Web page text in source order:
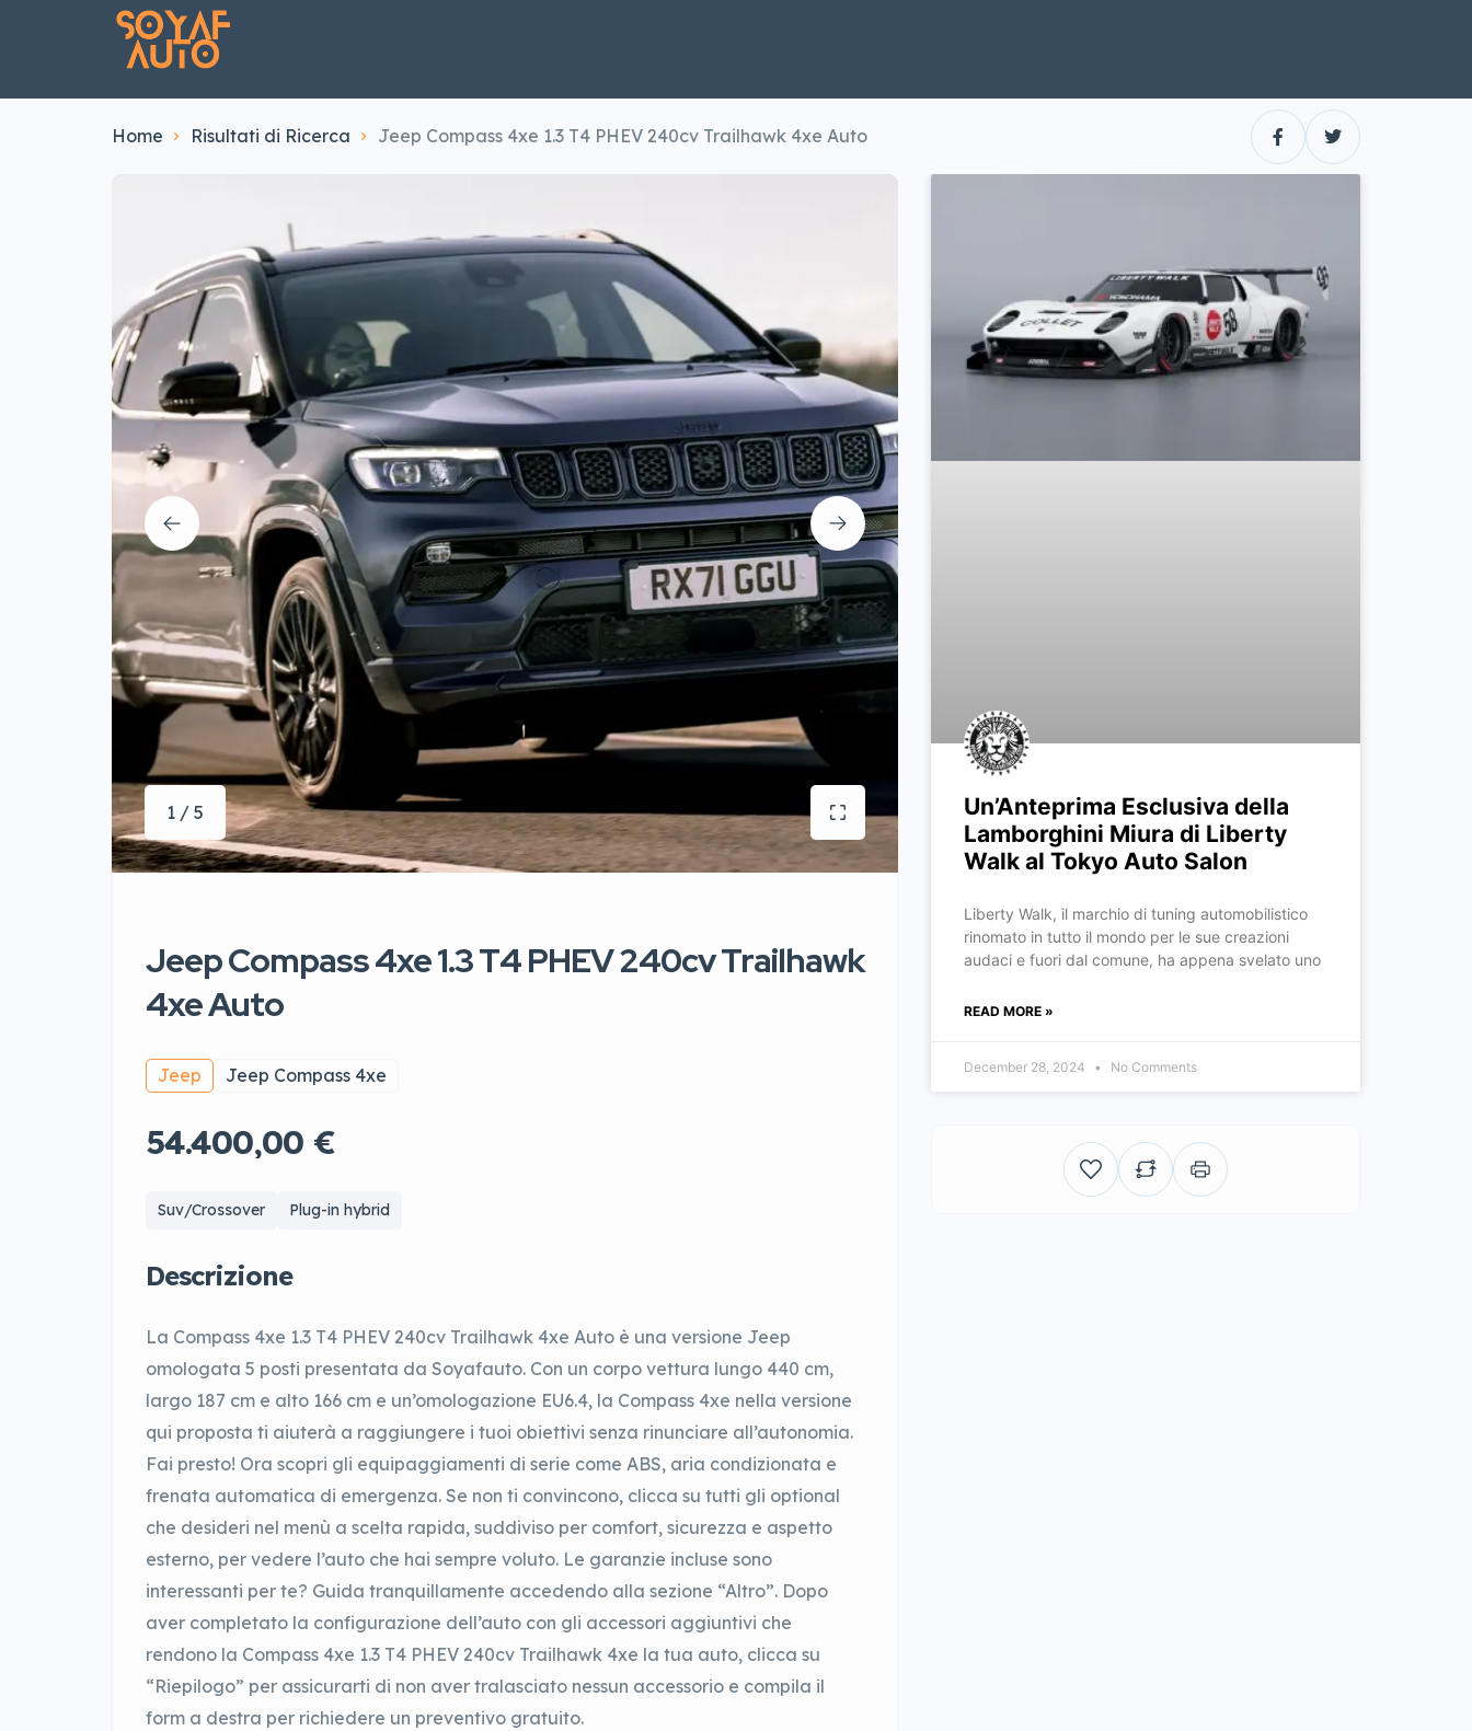
Home Risultati di Ricerca Jeep Compass 4xe 1.3 T4 PHEV 240cv Trailhawk 4xe Auto
1 / 5
Jeep Compass 4xe 1.3 T4 PHEV 240cv Trailhawk
4xe Auto
Jeep Jeep Compass 4xe
54.400,00 €
Suv/Crossover Plug-in hybrid
Descrizione
La Compass 4xe 1.3 T4 PHEV 240cv Trailhawk 4xe Auto è una versione Jeep
omologata 5 posti presentata da Soyafauto. Con un corpo vettura lungo 440 cm,
largo 187 cm e alto 166 cm e un’omologazione EU6.4, la Compass 4xe nella versione
qui proposta ti aiuterà a raggiungere i tuoi obiettivi senza rinunciare all’autonomia.
Fai presto! Ora scopri gli equipaggiamenti di serie come ABS, aria condizionata e
frenata automatica di emergenza. Se non ti convincono, clicca su tutti gli optional
che desideri nel menù a scelta rapida, suddiviso per comfort, sicurezza e aspetto
esterno, per vedere l’auto che hai sempre voluto. Le garanzie incluse sono
interessanti per te? Guida tranquillamente accedendo alla sezione “Altro”. Dopo
aver completato la configurazione dell’auto con gli accessori aggiuntivi che
rendono la Compass 4xe 1.3 T4 PHEV 240cv Trailhawk 4xe la tua auto, clicca su
“Riepilogo” per assicurarti di non aver tralasciato nessun accessorio e compila il
form a destra per richiedere un preventivo gratuito.
Un’Anteprima Esclusiva della
Lamborghini Miura di Liberty
Walk al Tokyo Auto Salon
Liberty Walk, il marchio di tuning automobilistico
rinomato in tutto il mondo per le sue creazioni
audaci e fuori dal comune, ha appena svelato uno
READ MORE »
December 28, 2024 No Comments